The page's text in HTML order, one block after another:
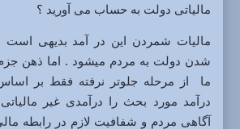
مالیاتی دولت به حساب می آورید ؟
مالیات شمردن این در آمد بدیهی
شدن دولت به مردم میشود . اما ذهن جزم
ما
از مرحله جلوتر نرفته فقط بر
درآمد مورد بحث را درآمدی غیر
آگاهی مردم و شفافیت لازم در رابطه